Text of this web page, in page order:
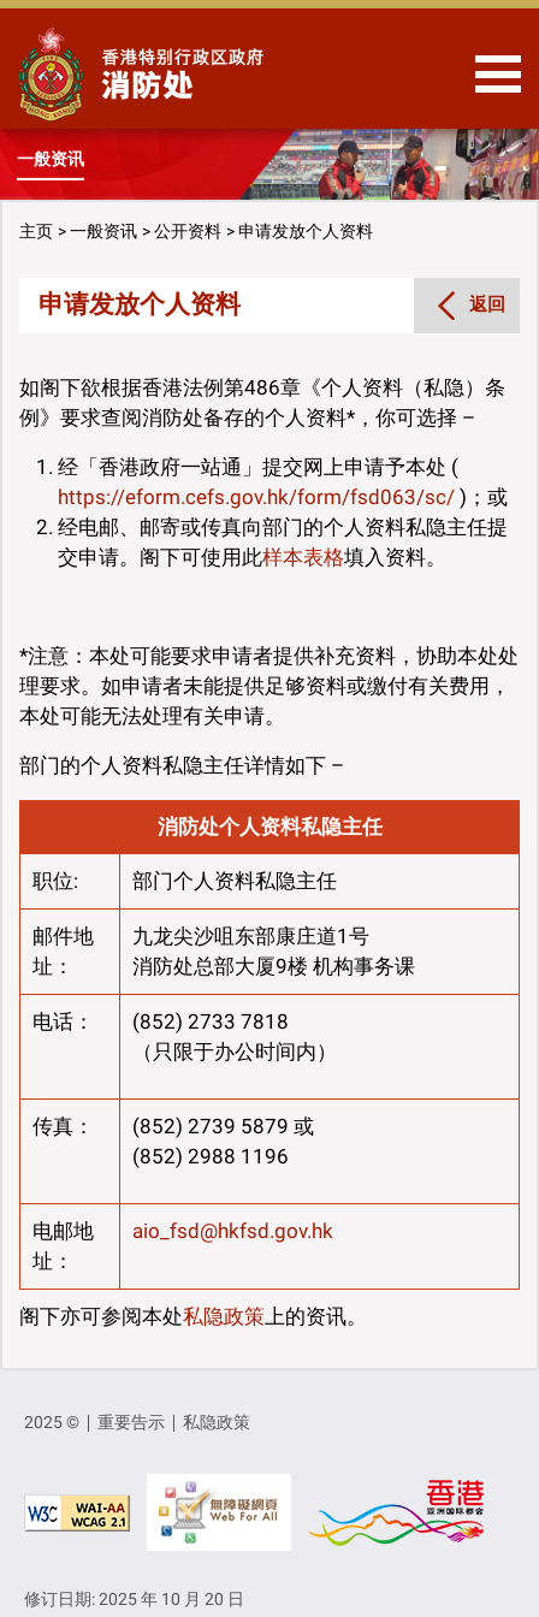
跳到内容
一般资讯
主页 一般资讯 公开资料 申请发放个人资料
申请发放个人资料 返回
如阁下欲根据香港法例第486章《个人资料（私隐）条
例》要求查阅消防处备存的个人资料*，你可选择 –
经「香港政府一站通」提交网上申请予本处 (
https://eform.cefs.gov.hk/form/fsd063/sc/ )；或
经电邮、邮寄或传真向部门的个人资料私隐主任提
交申请。阁下可使用此样本表格填入资料。
*注意：本处可能要求申请者提供补充资料，协助本处处
理要求。如申请者未能提供足够资料或缴付有关费用，
本处可能无法处理有关申请。
部门的个人资料私隐主任详情如下 –
消防处个人资料私隐主任
职位: 部门个人资料私隐主任
邮件地
址：
九龙尖沙咀东部康庄道1号
消防处总部大厦9楼 机构事务课
电话：
(852) 2733 7818
（只限于办公时间内）
传真：
(852) 2739 5879 或
(852) 2988 1196
电邮地
址：
aio_fsd@hkfsd.gov.hk
阁下亦可参阅本处私隐政策上的资讯。
2025 © 重要告示 私隐政策
修订日期: 2025 年 10 月 20 日